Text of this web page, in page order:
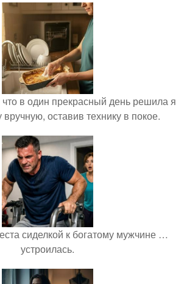
в один прекрасный день решила я
оставив технику в покое.
сиделкой к богатому мужчине …
устроилась.